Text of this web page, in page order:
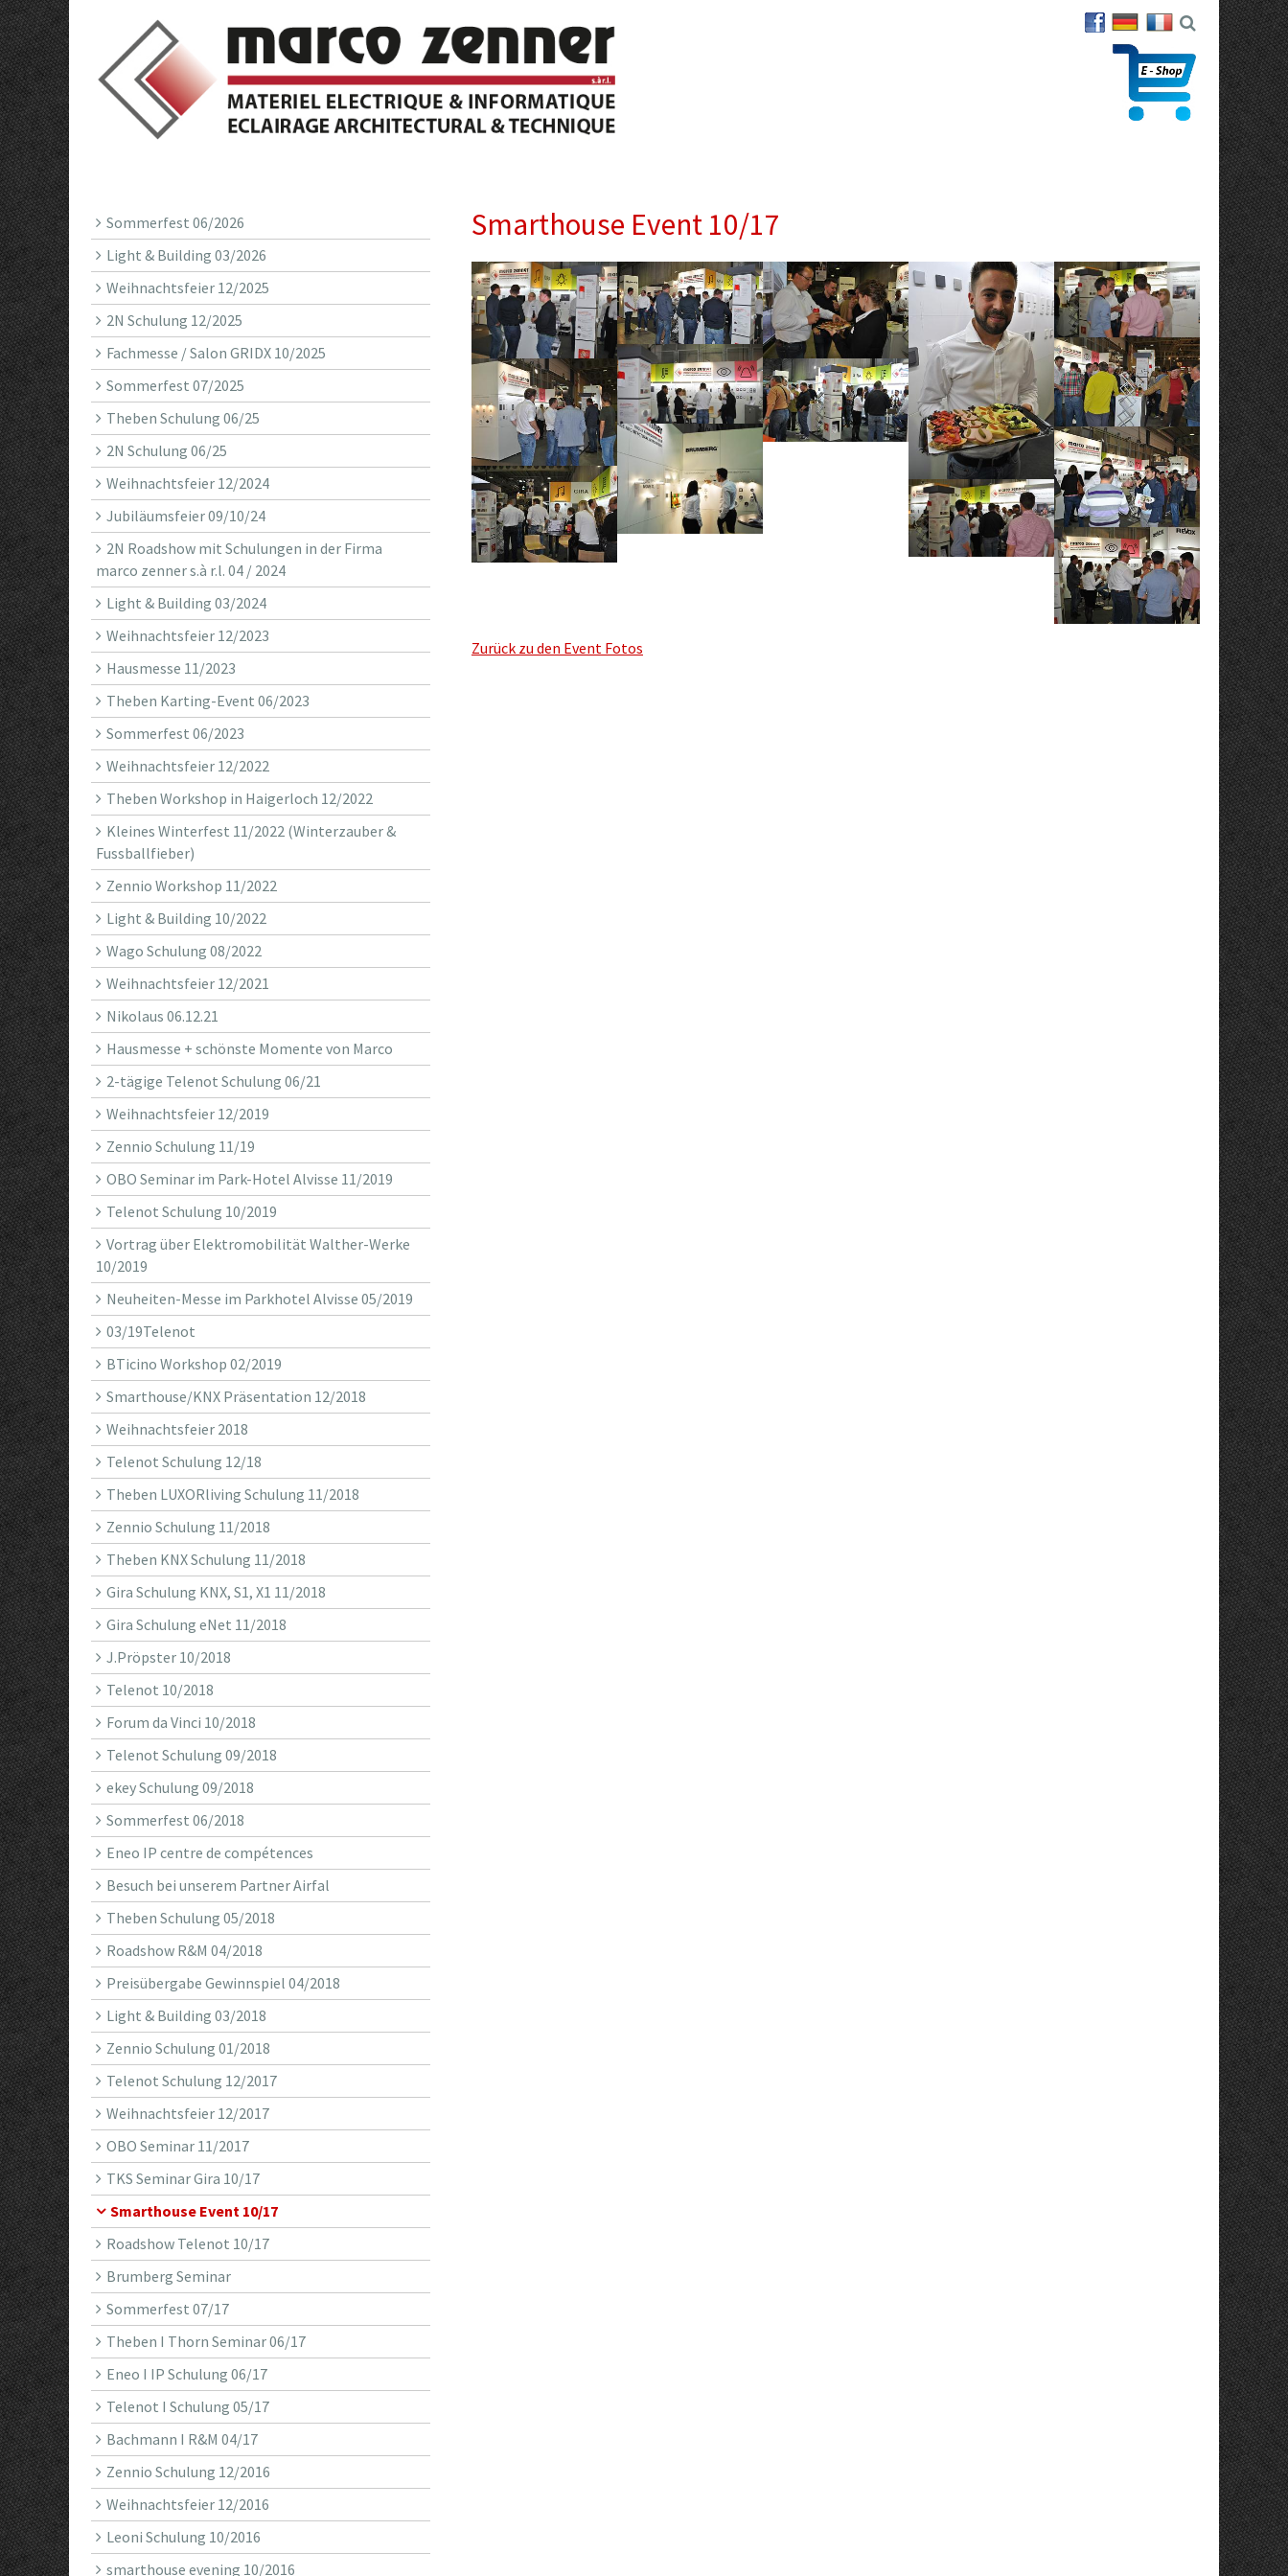
Sommerfest 06/2026
Light & Building 03/2026
Weihnachtsfeier 12/2025
2N Schulung 12/2025
Fachmesse / Salon GRIDX 10/2025
Sommerfest 07/2025
Theben Schulung 06/25
2N Schulung 06/25
Weihnachtsfeier 12/2024
Jubiläumsfeier 09/10/24
2N Roadshow mit Schulungen in der Firma
marco zenner s.à r.l. 04 / 2024
Light & Building 03/2024
Weihnachtsfeier 12/2023
Hausmesse 11/2023
Theben Karting-Event 06/2023
Sommerfest 06/2023
Weihnachtsfeier 12/2022
Theben Workshop in Haigerloch 12/2022
Kleines Winterfest 11/2022 (Winterzauber &
Fussballfieber)
Zennio Workshop 11/2022
Light & Building 10/2022
Wago Schulung 08/2022
Weihnachtsfeier 12/2021
Nikolaus 06.12.21
Hausmesse + schönste Momente von Marco
2-tägige Telenot Schulung 06/21
Weihnachtsfeier 12/2019
Zennio Schulung 11/19
OBO Seminar im Park-Hotel Alvisse 11/2019
Telenot Schulung 10/2019
Vortrag über Elektromobilität Walther-Werke
10/2019
Neuheiten-Messe im Parkhotel Alvisse 05/2019
03/19Telenot
BTicino Workshop 02/2019
Smarthouse/KNX Präsentation 12/2018
Weihnachtsfeier 2018
Telenot Schulung 12/18
Theben LUXORliving Schulung 11/2018
Zennio Schulung 11/2018
Theben KNX Schulung 11/2018
Gira Schulung KNX, S1, X1 11/2018
Gira Schulung eNet 11/2018
J.Pröpster 10/2018
Telenot 10/2018
Forum da Vinci 10/2018
Telenot Schulung 09/2018
ekey Schulung 09/2018
Sommerfest 06/2018
Eneo IP centre de compétences
Besuch bei unserem Partner Airfal
Theben Schulung 05/2018
Roadshow R&M 04/2018
Preisübergabe Gewinnspiel 04/2018
Light & Building 03/2018
Zennio Schulung 01/2018
Telenot Schulung 12/2017
Weihnachtsfeier 12/2017
OBO Seminar 11/2017
TKS Seminar Gira 10/17
Smarthouse Event 10/17
Roadshow Telenot 10/17
Brumberg Seminar
Sommerfest 07/17
Theben I Thorn Seminar 06/17
Eneo I IP Schulung 06/17
Telenot I Schulung 05/17
Bachmann I R&M 04/17
Zennio Schulung 12/2016
Weihnachtsfeier 12/2016
Leoni Schulung 10/2016
smarthouse evening 10/2016
Smarthouse Event 10/17
Zurück zu den Event Fotos